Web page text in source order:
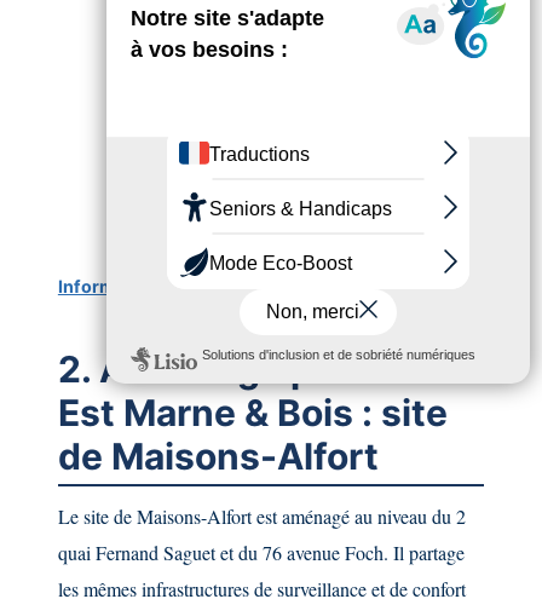
Tarif de 3 € par créneau pour les
résidents du territoire (sur justificatif de
nombreuse fixé à 10 € (2 adultes, 3
enfants). Moins de 16 ans
Informations complémentaires
2. A La Plage par Paris
Est Marne & Bois : site
de Maisons-Alfort
Le site de Maisons-Alfort est aménagé au niveau du 2
quai Fernand Saguet et du 76 avenue Foch. Il partage
les mêmes infrastructures de surveillance et de confort